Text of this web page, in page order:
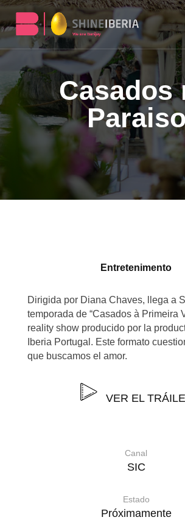
Casados
Entretenimento
Dirigida por Diana Chaves, llega a
temporada de “Casados ​​​​à Primeira
reality show producido por la
Iberia Portugal. Este formato
que buscamos el amor.
VER EL
Canal
SIC
Estado
Próximamente